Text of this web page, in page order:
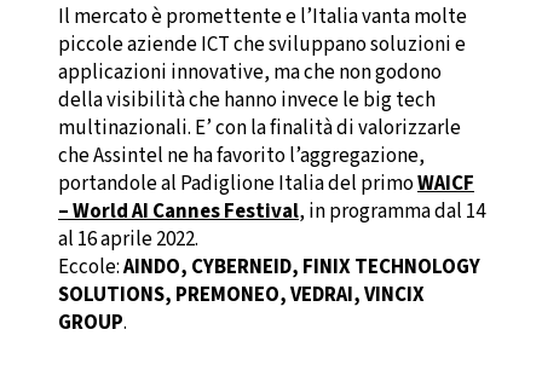
Il mercato è promettente e l’Italia vanta molte
piccole aziende ICT che sviluppano soluzioni e
applicazioni innovative, ma che non godono
della visibilità che hanno invece le big tech
multinazionali. E’ con la finalità di valorizzarle
che Assintel ne ha favorito l’aggregazione,
portandole al Padiglione Italia del primoWAICF
– World AI Cannes Festival, in programma dal 14
al 16 aprile 2022.
Eccole:AINDO, CYBERNEID, FINIX TECHNOLOGY
SOLUTIONS, PREMONEO,VEDRAI, VINCIX
GROUP.